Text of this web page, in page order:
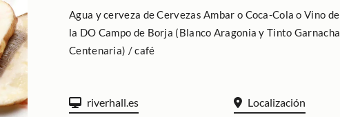
Agua y cerveza de Cervezas Ambar o Coca-Cola o Vino de
la DO Campo de Borja (Blanco Aragonia y Tinto Garnacha
Centenaria) / café
riverhall.es Localización